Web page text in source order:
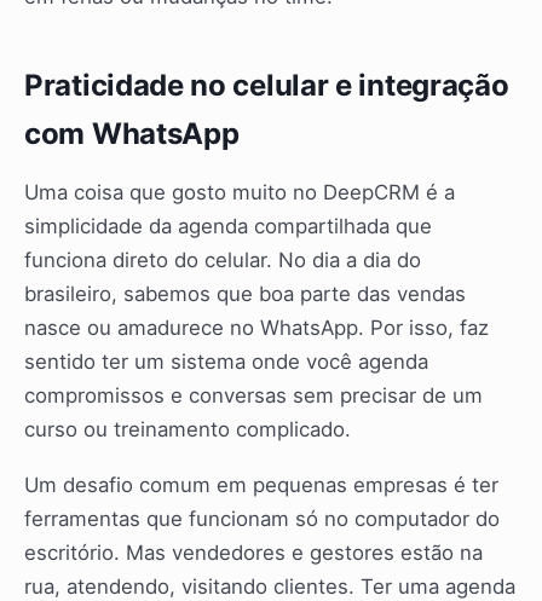
Praticidade no celular e integração
com WhatsApp
Uma coisa que gosto muito no DeepCRM é a
simplicidade da agenda compartilhada que
funciona direto do celular. No dia a dia do
brasileiro, sabemos que boa parte das vendas
nasce ou amadurece no WhatsApp. Por isso, faz
sentido ter um sistema onde você agenda
compromissos e conversas sem precisar de um
curso ou treinamento complicado.
Um desafio comum em pequenas empresas é ter
ferramentas que funcionam só no computador do
escritório. Mas vendedores e gestores estão na
rua, atendendo, visitando clientes. Ter uma agenda